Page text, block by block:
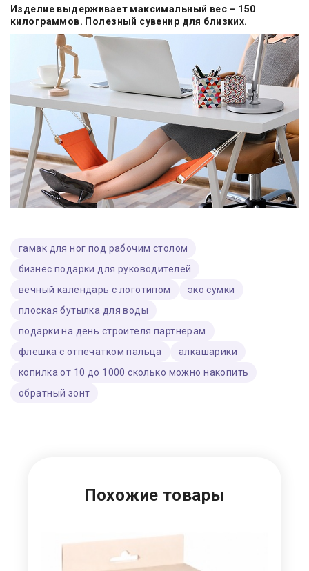
Изделие выдерживает максимальный вес – 150
килограммов. Полезный сувенир для близких.
гамак для ног под рабочим столом
бизнес подарки для руководителей
вечный календарь с логотипом
эко сумки
плоская бутылка для воды
подарки на день строителя партнерам
флешка с отпечатком пальца
алкашарики
копилка от 10 до 1000 сколько можно накопить
обратный зонт
Похожие товары